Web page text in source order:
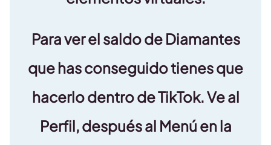
Para ver el saldo de Diamantes
que has conseguido tienes que
hacerlo dentro de TikTok. Ve al
Perfil, después al Menú en la